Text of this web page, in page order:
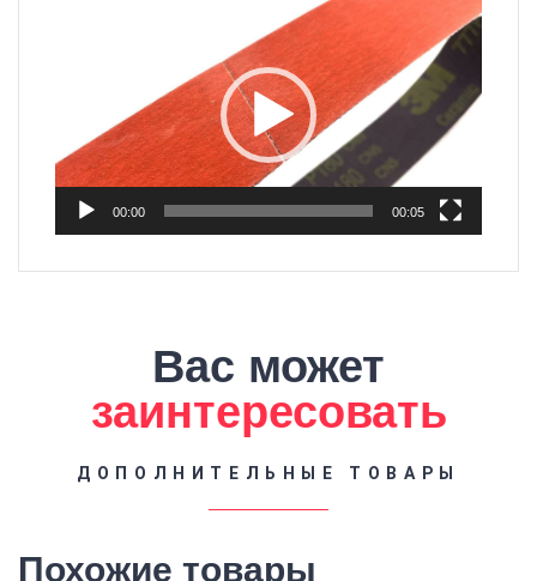
00:00 00:05
Вас может
заинтересовать
ДОПОЛНИТЕЛЬНЫЕ ТОВАРЫ
Похожие товары